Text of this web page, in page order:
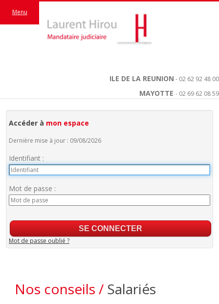
ILE DE LA REUNION - 02 62 92 48 00
MAYOTTE - 02 69 62 08 59
Menu
Accéder à mon espace
Dernière mise à jour : 09/08/2026
Identifiant :
Mot de passe :
Mot de passe oublié ?
Nos conseils / Salariés